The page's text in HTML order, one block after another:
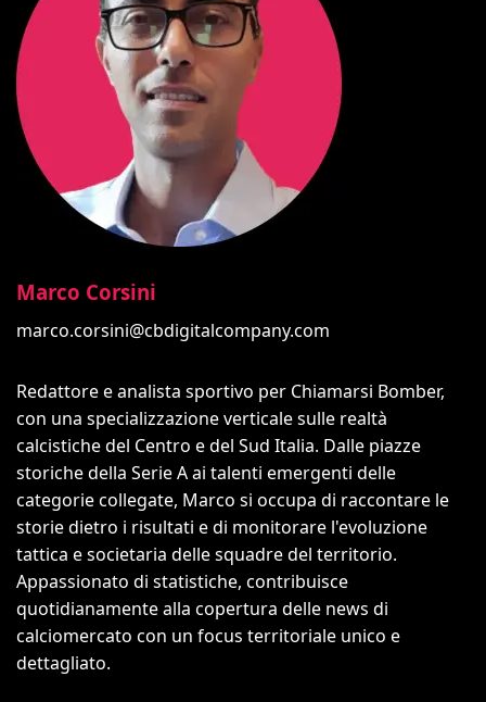
Marco Corsini
marco.corsini@cbdigitalcompany.com
Redattore e analista sportivo per Chiamarsi Bomber,
con una specializzazione verticale sulle realtà
calcistiche del Centro e del Sud Italia. Dalle piazze
storiche della Serie A ai talenti emergenti delle
categorie collegate, Marco si occupa di raccontare le
storie dietro i risultati e di monitorare l'evoluzione
tattica e societaria delle squadre del territorio.
Appassionato di statistiche, contribuisce
quotidianamente alla copertura delle news di
calciomercato con un focus territoriale unico e
dettagliato.